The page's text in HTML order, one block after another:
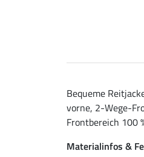
Bequeme
vorne, 2-Wege-
Frontbereich 100
Materialinfos &